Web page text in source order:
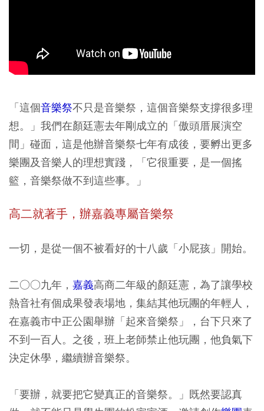
「這個音樂祭不只是音樂祭，這個音樂祭支撐很多理
想。」我們在顏廷憲去年剛成立的「傲頭厝展演空
間」碰面，這是他辦音樂祭七年有成後，要孵出更多
樂團及音樂人的理想實踐，「它很重要，是一個搖
籃，音樂祭做不到這些事。」
高二就著手，辦嘉義專屬音樂祭
一切，是從一個不被看好的十八歲「小屁孩」開始。
二○○九年， 嘉義高商二年級的顏廷憲，為了讓學校
熱音社有個成果發表場地，集結其他玩團的年輕人，
在嘉義市中正公園舉辦「起來音樂祭」，台下只來了
不到一百人。之後，班上老師禁止他玩團，他負氣下
決定休學，繼續辦音樂祭。
「要辦，就要把它變真正的音樂祭。」既然要認真